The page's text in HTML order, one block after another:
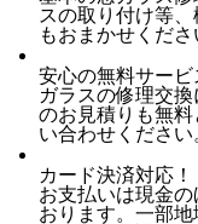
スの取り付け等
もおまかせくださ
安心の無料サービ
ガラスの修理交
のお見積りも無
い合わせください
カード決済対応！
お支払いは現金
おります。一部